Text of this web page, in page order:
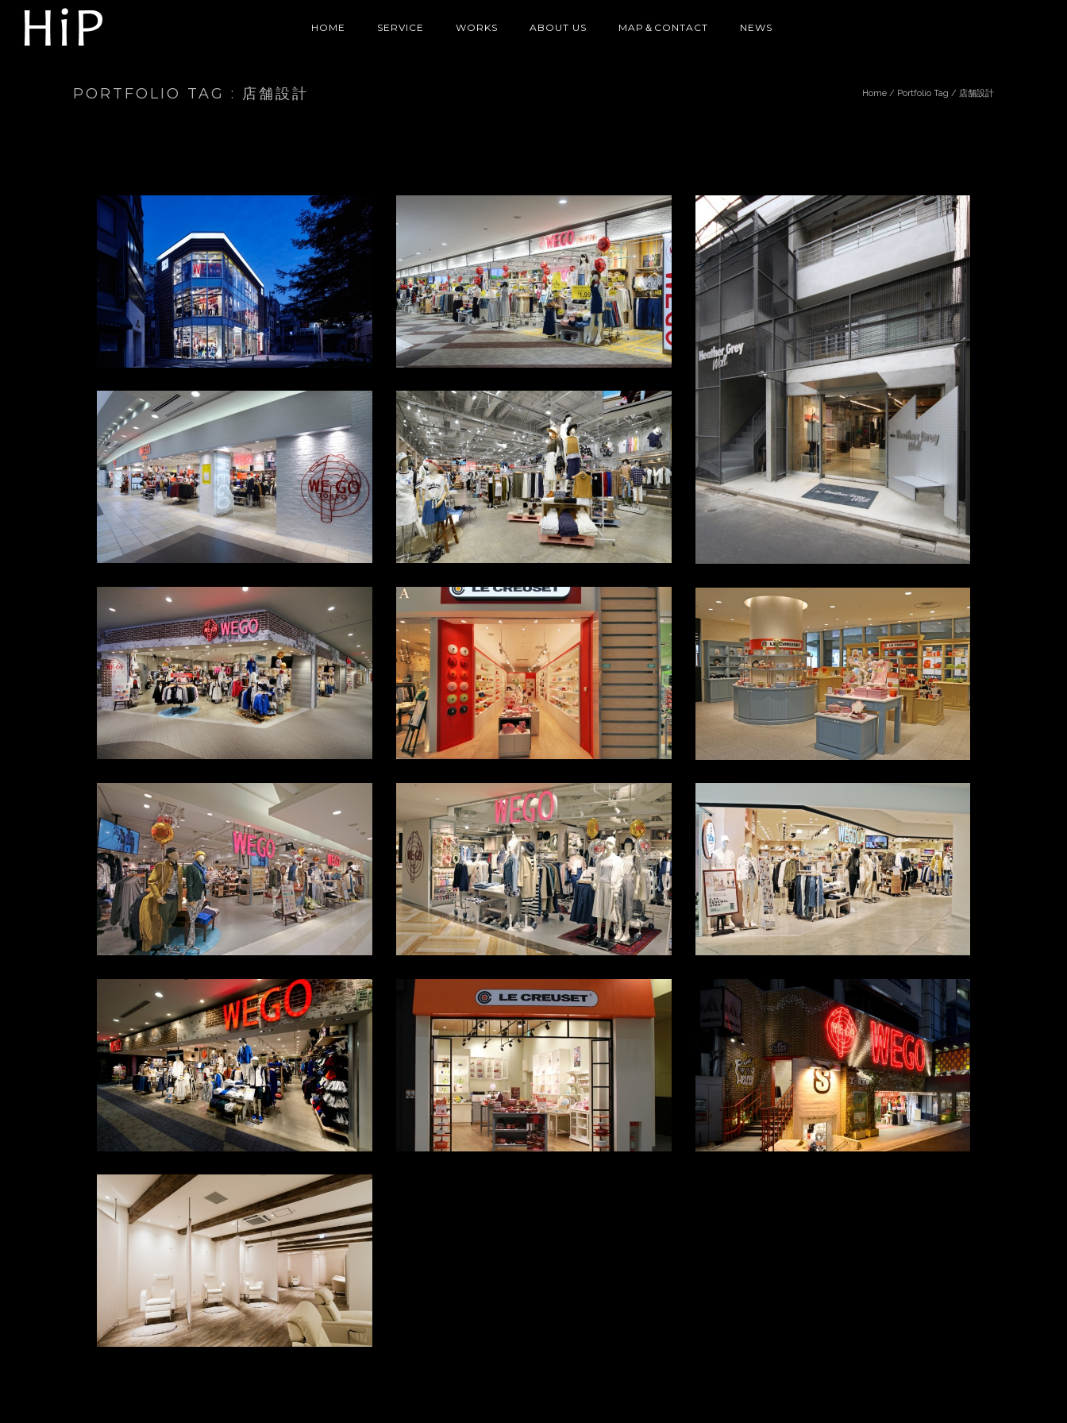
HOME SERVICE WORKS ABOUT US MAP＆CONTACT NEWS
PORTFOLIO TAG : 店舗設計 Home / Portfolio Tag / 店舗設計